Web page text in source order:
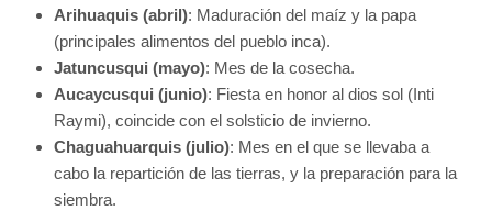
Arihuaquis (abril): Maduración del maíz y la papa
(principales alimentos del pueblo inca).
Jatuncusqui (mayo): Mes de la cosecha.
Aucaycusqui (junio): Fiesta en honor al dios sol (Inti
Raymi), coincide con el solsticio de invierno.
Chaguahuarquis (julio): Mes en el que se llevaba a
cabo la repartición de las tierras, y la preparación para la
siembra.